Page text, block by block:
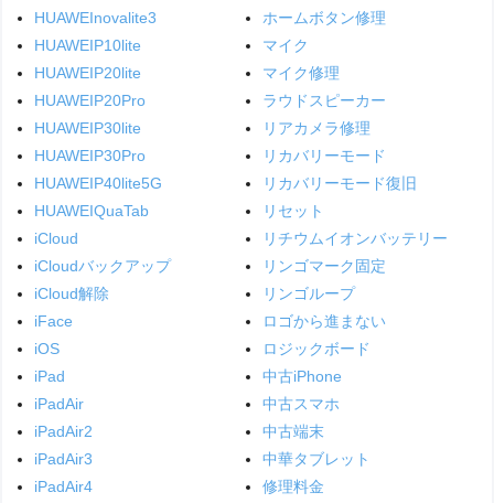
HUAWEInovalite3
HUAWEIP10lite
HUAWEIP20lite
HUAWEIP20Pro
HUAWEIP30lite
HUAWEIP30Pro
HUAWEIP40lite5G
HUAWEIQuaTab
iCloud
iCloudバックアップ
iCloud解除
iFace
iOS
iPad
iPadAir
iPadAir2
iPadAir3
iPadAir4
ホームボタン修理
マイク
マイク修理
ラウドスピーカー
リアカメラ修理
リカバリーモード
リカバリーモード復旧
リセット
リチウムイオンバッテリー
リンゴマーク固定
リンゴループ
ロゴから進まない
ロジックボード
中古iPhone
中古スマホ
中古端末
中華タブレット
修理料金